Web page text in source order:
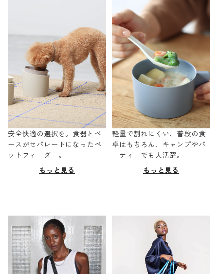
安全快適の選択を。食器とベ
ースがセパレートになったペ
ットフィーダー。
もっと見る
軽量で割れにくい、普段の食
卓はもちろん、キャンプやパ
ーティーでも大活躍。
もっと見る